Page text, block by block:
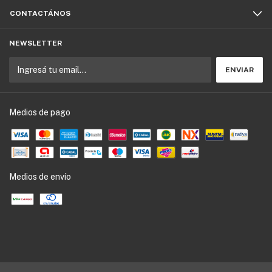
CONTACTÁNOS
NEWSLETTER
Medios de pago
Medios de envío